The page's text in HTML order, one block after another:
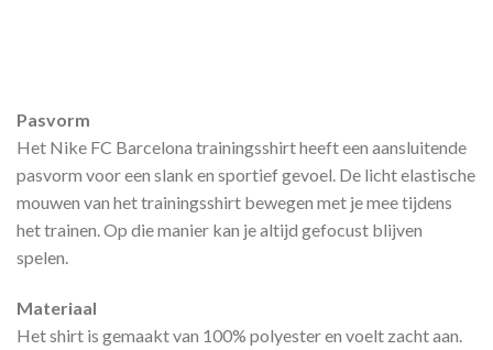
Pasvorm
Het Nike FC Barcelona trainingsshirt heeft een aansluitende
pasvorm voor een slank en sportief gevoel. De licht elastische
mouwen van het trainingsshirt bewegen met je mee tijdens
het trainen. Op die manier kan je altijd gefocust blijven
spelen.
Materiaal
Het shirt is gemaakt van 100% polyester en voelt zacht aan.